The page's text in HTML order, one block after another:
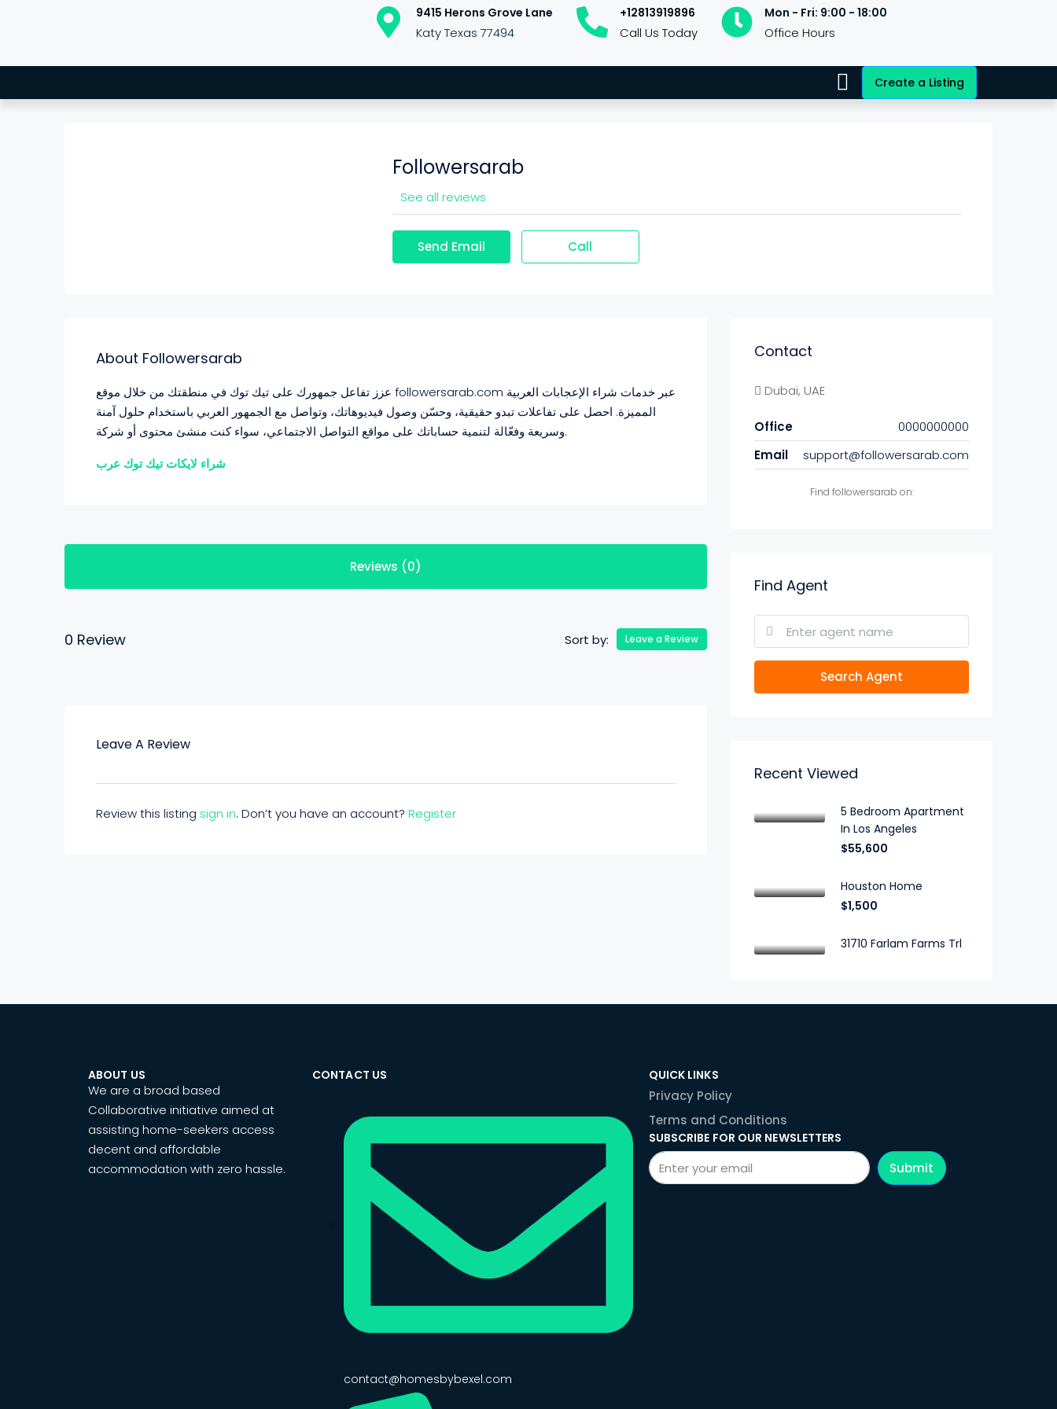
9415 Herons Grove Lane
Katy Texas 77494
+12813919896
Call Us Today
Mon - Fri: 9:00 - 18:00
Office Hours
Create a Listing
Followersarab
See all reviews
Send Email Call
About Followersarab
عزز تفاعل جمهورك على تيك توك في منطقتك من خلال موقع followersarab.com عبر خدمات شراء الإعجابات العربية
المميزة. احصل على تفاعلات تبدو حقيقية، وحسّن وصول فيديوهاتك، وتواصل مع الجمهور العربي باستخدام حلول آمنة
وسريعة وفعّالة لتنمية حساباتك على مواقع التواصل الاجتماعي، سواء كنت منشئ محتوى أو شركة.
شراء لايكات تيك توك عرب
Reviews (0)
0 Review Sort by: Leave a Review
Leave A Review
Review this listing sign in. Don’t you have an account? Register
Contact
Dubai, UAE
Office
0000000000
Email
support@followersarab.com
Find followersarab on:
Find Agent
Search Agent
Recent Viewed
5 Bedroom Apartment
In Los Angeles
$55,600
Houston Home
$1,500
31710 Farlam Farms Trl
ABOUT US
We are a broad based
Collaborative initiative aimed at
assisting home-seekers access
decent and affordable
accommodation with zero hassle.
CONTACT US
contact@homesbybexel.com
QUICK LINKS
Privacy Policy
Terms and Conditions
SUBSCRIBE FOR OUR NEWSLETTERS
Submit